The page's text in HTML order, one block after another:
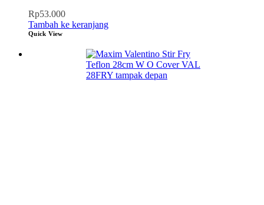
Rp53.000
Tambah ke keranjang
Quick View